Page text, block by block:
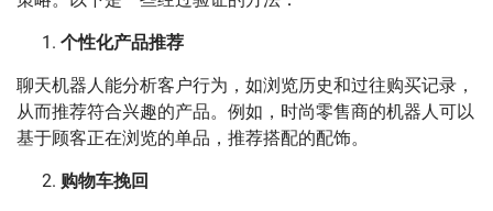
个性化产品推荐
聊天机器人能分析客户行为，如浏览历史和过往购买记录，
从而推荐符合兴趣的产品。例如，时尚零售商的机器人可以
基于顾客正在浏览的单品，推荐搭配的配饰。
购物车挽回